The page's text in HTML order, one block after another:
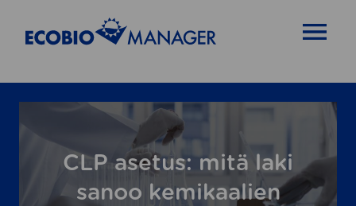
CLP asetus: mitä laki
sanoo kemikaalien